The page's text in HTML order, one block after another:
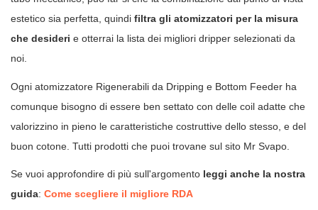
estetico sia perfetta, quindi filtra gli atomizzatori per la misura
che desideri e otterrai la lista dei migliori dripper selezionati da
noi.
Ogni atomizzatore Rigenerabili da Dripping e Bottom Feeder ha
comunque bisogno di essere ben settato con delle coil adatte che
valorizzino in pieno le caratteristiche costruttive dello stesso, e del
buon cotone. Tutti prodotti che puoi trovane sul sito Mr Svapo.
Se vuoi approfondire di più sull'argomento leggi anche la nostra
guida: Come scegliere il migliore RDA